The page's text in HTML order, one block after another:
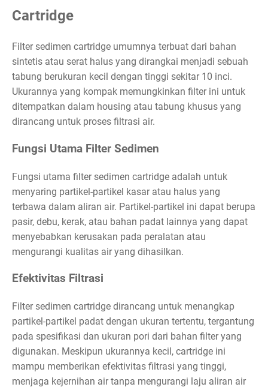
Cartridge
Filter sedimen cartridge umumnya terbuat dari bahan
sintetis atau serat halus yang dirangkai menjadi sebuah
tabung berukuran kecil dengan tinggi sekitar 10 inci.
Ukurannya yang kompak memungkinkan filter ini untuk
ditempatkan dalam housing atau tabung khusus yang
dirancang untuk proses filtrasi air.
Fungsi Utama Filter Sedimen
Fungsi utama filter sedimen cartridge adalah untuk
menyaring partikel-partikel kasar atau halus yang
terbawa dalam aliran air. Partikel-partikel ini dapat berupa
pasir, debu, kerak, atau bahan padat lainnya yang dapat
menyebabkan kerusakan pada peralatan atau
mengurangi kualitas air yang dihasilkan.
Efektivitas Filtrasi
Filter sedimen cartridge dirancang untuk menangkap
partikel-partikel padat dengan ukuran tertentu, tergantung
pada spesifikasi dan ukuran pori dari bahan filter yang
digunakan. Meskipun ukurannya kecil, cartridge ini
mampu memberikan efektivitas filtrasi yang tinggi,
menjaga kejernihan air tanpa mengurangi laju aliran air